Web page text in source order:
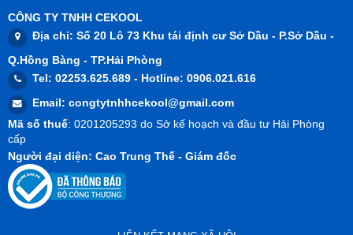
CÔNG TY TNHH CEKOOL
Địa chỉ: Số 20 Lô 73 Khu tái định cư Sở Dầu - P.Sở Dầu -
Q.Hồng Bàng - TP.Hải Phòng
Tel: 02253.625.689 - Hotline: 0906.021.616
Email: congtytnhhcekool@gmail.com
Mã số thuế: 0201205293 do Sở kế hoạch và đầu tư Hải Phòng
cấp
Người đại diện: Cao Trung Thế - Giám đốc